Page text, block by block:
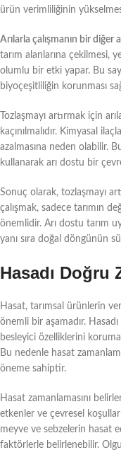
ürün verimliliğinin
Arılarla çalışmanın bir diğer
tarım alanlarına çekilmesi,
olumlu bir etki yapar. Bu
biyoçeşitliliğin korunması
Tozlaşmayı artırmak için
kaçınılmalıdır. Kimyasal
azalmasına neden olabilir.
kullanarak arı dostu bir
Sonuç olarak, tozlaşmayı
çalışmak, sadece tarımın
önemlidir. Arı dostu tarım
yanı sıra doğal döngünün
Hasadı Doğru
Hasat, tarımsal ürünlerin
önemli bir aşamadır.
besleyici özelliklerini
Bu nedenle hasat
öneme sahiptir.
Hasat zamanlamasını
etkenler ve çevresel
meyve ve sebzelerin hasat
faktörlerle belirlenebilir.